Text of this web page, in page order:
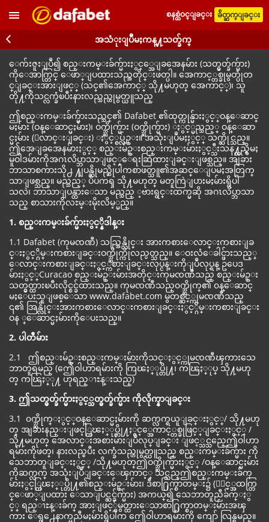
စနစ္ထဲဝင္ျခင္း ခ်ိတ္ဆက္ျခင္း
အသံုးျပဳမႈကန္႔သတ္ခ်က္
ေက်းဇူးျပဳ၍ စည္းကမ္းခ်က္မ်ားႏွင့္အေျခအေနမ်ား (သတ္မွတ္ခ်က္မ်ား)
ကိုေအာက္တြင္ ေဖာ္ျပထားသည္အတိုင္းဖတ္ပါ။ အေကာင့္တစ္ခုမွတ္ပုံတ
င္ျခင္းအားျဖင့္ (သင္၏အေကာင့္ သို႔မဟုတ္ အေကာင့္)၊ သူ
တို႔ကိုသင္လက္ခံၿပီးနားလည္သည္ဟုမွတ္ယူသည္
ဤစည္းကမ္းခ်က္မ်ားသည္သင္၏ Dafabet ၏ထုတ္ကုန္မ်ားႏွင့္ဝန္ေဆာင္
မႈမ်ား (ဝန္ေဆာင္မႈမ်ား)၊ ဝက္ဘ္ဆိုက္မ်ား (ဝက္ဘ္ဆိုက္မ်ား) ႏွင့္မည္သည့္ ဝန္ေဆာ
င္မႈမ်ား (ေလာင္းျခင္း) ႏွင့္စပ္လ်ဥ္း။ အသုံးျပဳမႈႏွင့္ သက္ဆိုင္သည္။
ဤအေျခအေနမ်ားႏွင့္ စည္းမ်ဥ္းစည္းကမ္းမ်ားႏွင့္သီးသန႔္တည္ရွိမႈ
မူဝါဒမ်ားကိုအဂၤလိပ္ဘာသာျဖင့္ေရးဆြဲထားျခင္းျဖစ္သည္။ အျခား
ဘာသာစကားသို႕ ႔ျပန္ဆိုမည္ဆိုပါကစာဖတ္သူ၏အဆင္ေျပမႈအတြက္
သာျဖစ္သည္။ မည္သည့္ ပိပကၡ သို႔မဟုတ္ မတူကြဲျပားမႈမ်ားရွိပါ
သလဲ၊ ဘာသာျပန္ထားေသာ မည္သည္ ့ဗားရွင္းထက္မဆို အဂၤလိပ္ဘာသာ
သည္ စာသားကိုလႊမ္းမိုးလိမ့္မည္။
1. စည္းကမ္းခ်က္မ်ားႏွင့္နိဒါန္း
1.1 Dafabet (ကုမၸဏီ) သည္အြန္လိုင္း အားကစားေလာင္းကစားျခ
င္းႏွင့္ဂိမ္းကစားျခင္းဝက္ဘ္ဆိုက္ကိုလည္ပတ္သည္။ ေဝးလံေခါင္ဖ်ားသည့္
ေလာင္းကစားျခင္းႏွင့္ကစားျခင္းလုပ္ငန္းကိုျပဳလုပ္ရန္ ဥပေဒ
မ်ားႏွင့္Curacao စည္းမ်ဥ္းမ်ားအတိုင္းကုမၸဏီသည္ စည္းမ်ဥ္း
သတ္မွတ္ထားၿပီးလိုင္စင္ခ်ထားသည္။ ကုမၸဏီသည္၀က္ဘ္ဆိုက္၏ ၀န္ေဆာင္
မႈေပးသူျဖစ္ေသာ www.dafabet.com မွတစ္ဆင့္ကုမၸဏီသည္
၎၏ အြန္လိုင္းအားကစားေလာင္းကစားျခင္းႏွင့္ဂိမ္းကစားျခင္း
ဝန ္ေဆာင္မႈမ်ားကိုေပးသည္။
2. ပါတီမ်ား
2.1 ဤစည္းမ်ဥ္းစည္းကမ္းမ်ားကိုသင္ႏွင့္ကုမၸဏီၾကားသေ
ဘာတူရမည္ (ဤေဝါဟာရမ်ားကို ကြၽႏ္ုပ္တို႔၊ ကၽြႏ္ုပ္ သို႔မဟု
တ္ ကၽြႏ္ု႔ ဟုရည္ၫႊန္းသည္)
3. ဤသတ္မွတ္ခ်က္မ်ားႏွင့္သတ္မွတ္ခ်က္မ်ား ကိုလိုက္နာျခင္း
3.1 ၀က္ဘ္ဆိုက္ႏွင့္ဝန္ေဆာင္မႈမ်ားကို ဆက္လက္ရယူျခင္းႏွင့္/ သို႔မဟု
တ္ အျခားနည္းျဖင့္ကြၽႏ္ုပ္တို႔ႏွင့္အေကာင့္တစ္ခုဖြင့္ျခင္းႏွင့္ /
သို႔မဟုတ္ အေလာင္းအစားမ်ားျပဳလုပ္ျခင္း ျဖင့္သင္သည္ဤေဝါဟာ
ရမ်ားကိုဖတ္၊ နားလည္ၿပီး လက္ခံသည္ဟုမွတ္ယူသည္ စည္းကမ္းခ်က္မ်ား ကို
သေဘာတူျခင္းႏွင့္ /သို႔မဟုတ္ဤဝက္ဘ္ဆိုက္မ်ားႏွင့္ /ဝန္ေဆာင္မႈမ်ား
ကိုဆက္လက္ အသုံးျပဳျခင္းေၾကာင့္ သင္သည္ဤစည္းကမ္းခ်က္
မ်ားႏွင့္ကြၽႏ္ုပ္တို႔၏စည္းမ်ဥ္းမ်ား၊ ဒီစာ႐ြက္စာတမ္း၌ (ႏွင့္အထက္တြ
င္ေဖာ္ျပထား ေသာျပင္ဆင္ခ်က္မ်ား) အကယ္၍ သေဘာတူညီခ်က္ႏွ
င့္ ရည္ၫႊန္းခ်က္ အားျဖင့္ခ်မွတ္ထားေသာစာ႐ြက္စာတမ္းမ်ားအၾ
ကား ေရွ႕ေနာက္မညီမႈမ်ားရွိပါက ဤေဝါဟာရမ်ားကို ကျော် လြန္ရမည္။